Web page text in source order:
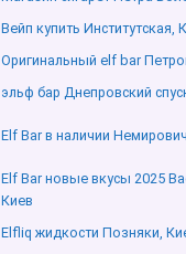
Вейп купить Институтская,
Оригинальный elf bar
эльф бар Днепровский
Elf Bar в наличии
Elf Bar новые вкусы 2025
Киев
Elfliq жидкости Позняки,